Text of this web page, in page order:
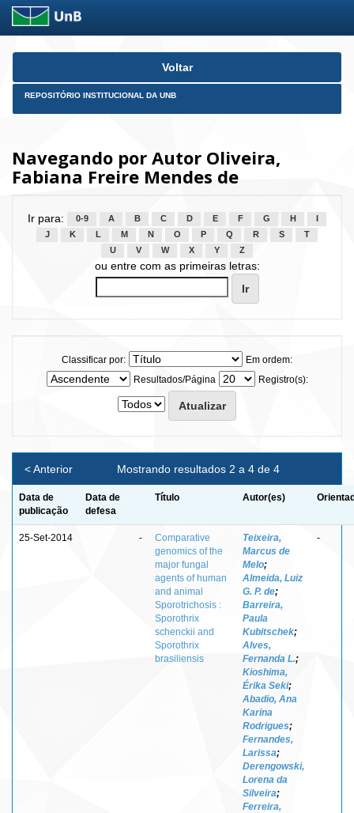
Skip
Voltar
REPOSITÓRIO INSTITUCIONAL DA UNB
Navegando por Autor Oliveira,
Fabiana Freire Mendes de
Ir para: 0-9 A B C D E F G H
J
K L M N O P Q R S
T
U
V W X Y Z
ou entre com as primeiras letras:
Classificar por:
Em ordem:
Resultados/Página
Registro(s):
Mostrando resultados 2 a 4 de 4
< Anterior
Data de
publicação
Data de
defesa
Título Autor(es)
25-Set-2014 -
Comparative
genomics of the
major fungal
agents of human
and animal
Sporotrichosis :
Sporothrix
schenckii and
Sporothrix
brasiliensis
Teixeira,
Marcus de
Melo;
Almeida, Luiz
G. P. de;
Barreira,
Paula
Kubitschek;
Alves,
Fernanda L.;
Kioshima,
Érika Seki;
Abadio, Ana
Karina
Rodrigues;
Fernandes,
Larissa;
Derengowski,
Lorena da
Silveira;
Ferreira,
-